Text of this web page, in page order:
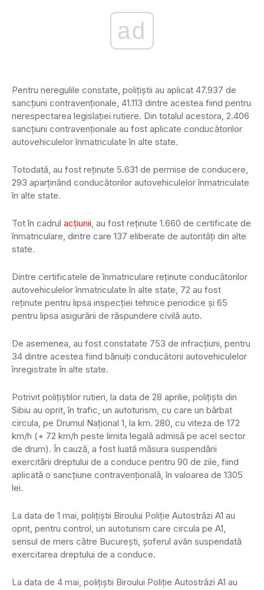
ad
Pentru neregulile constate, polițiștii au aplicat 47.937 de
sancțiuni contravenționale, 41.113 dintre acestea fiind pentru
nerespectarea legislației rutiere. Din totalul acestora, 2.406
sancțiuni contravenționale au fost aplicate conducătorilor
autovehiculelor înmatriculate în alte state.
Totodată, au fost reținute 5.631 de permise de conducere,
293 aparținând conducătorilor autovehiculelor înmatriculate
în alte state.
Tot în cadrul acțiunii, au fost reținute 1.660 de certificate de
înmatriculare, dintre care 137 eliberate de autorități din alte
state.
Dintre certificatele de înmatriculare reținute conducătorilor
autovehiculelor înmatriculate în alte state, 72 au fost
reținute pentru lipsa inspecției tehnice periodice și 65
pentru lipsa asigurării de răspundere civilă auto.
De asemenea, au fost constatate 753 de infracțiuni, pentru
34 dintre acestea fiind bănuiți conducătorii autovehiculelor
înregistrate în alte state.
Potrivit polițiștilor rutieri, la data de 28 aprilie, polițiștii din
Sibiu au oprit, în trafic, un autoturism, cu care un bărbat
circula, pe Drumul Național 1, la km. 280, cu viteza de 172
km/h (+ 72 km/h peste limita legală admisă pe acel sector
de drum). În cauză, a fost luată măsura suspendării
exercitării dreptului de a conduce pentru 90 de zile, fiind
aplicată o sancțiune contravențională, în valoarea de 1305
lei.
La data de 1 mai, polițiștii Biroului Poliție Autostrăzi A1 au
oprit, pentru control, un autoturism care circula pe A1,
sensul de mers către București, șoferul avân suspendată
exercitarea dreptului de a conduce.
La data de 4 mai, polițiștii Biroului Poliție Autostrăzi A1 au